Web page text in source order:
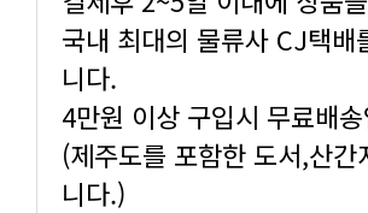
국내 최대의 물류사 CJ택
니다.
4만원 이상 구입시 무료배
(제주도를 포함한 도서,산
니다.)